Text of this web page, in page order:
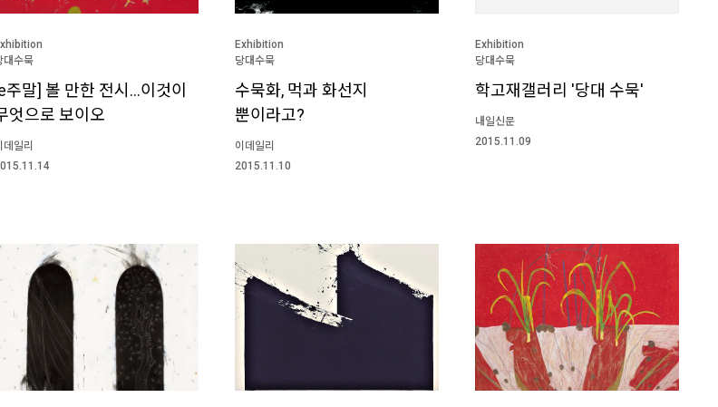
대수묵
주말] 볼 만한 전시…이것이
엇으로 보이오
데일리
Exhibition
당대수묵
수묵화, 먹과 화선지
뿐이라고?
이데일리
2015.11.10
Exhibition
당대수묵
학고재갤러리 '당대 수묵'
내일신문
2015.11.09